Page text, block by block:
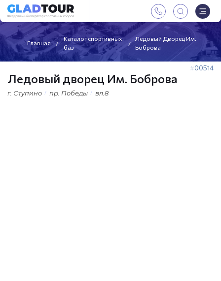
Главная
Каталог спортивных
баз
Ледовый Дворец Им.
Боброва
00514
Ледовый дворец Им. Боброва
г. Ступино пр. Победы вл.8